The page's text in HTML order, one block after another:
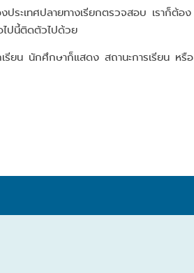
ประเทศปลายทางเรียกตรวจสอบ เราก็ต้อง
ไปนี้ติดตัวไปด้วย
รียน นักศึกษาก็แสดง สถานะการเรียน หรือ